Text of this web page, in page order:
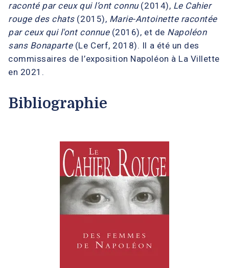
raconté par ceux qui l’ont connu(2014), Le Cahier
rouge des chats(2015), Marie-Antoinette racontée
par ceux qui l'ont connue (2016), et de Napoléon
sans Bonaparte (Le Cerf, 2018). Il a été un des
commissaires de l’exposition Napoléon à La Villette
en 2021.
Bibliographie